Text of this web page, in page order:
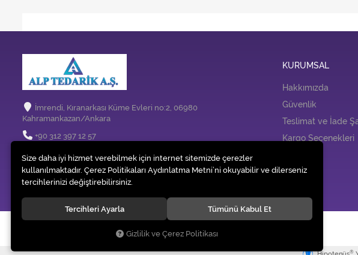
İmrendi, Kıranarkası Küme Evleri no:2, 06980
Kahramankazan/Ankara
+90 312 397 12 57
info@temizlikmakinem.com
KURUMSAL
Hakkımızda
Güvenlik
Teslimat ve İade
Kargo Seçenekleri
İletişim
Alp Tedarik Dağıtım İç ve Dış Ticaret A.Ş.. Tüm hakları saklıdır.
®
Size daha iyi hizmet verebilmek için internet sitemizde çerezler
kullanılmaktadır. Çerez Politikaları Aydınlatma Metni’ni okuyabilir ve dilerseniz
tercihlerinizi değiştirebilirsiniz.
Tercihleri Ayarla Tümünü Kabul Et
Gizlilik ve Çerez Politikası